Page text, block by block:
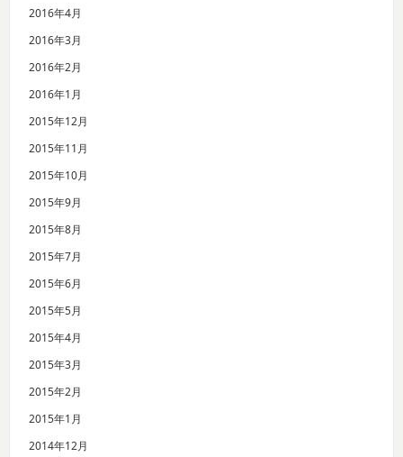
2016年4月
2016年3月
2016年2月
2016年1月
2015年12月
2015年11月
2015年10月
2015年9月
2015年8月
2015年7月
2015年6月
2015年5月
2015年4月
2015年3月
2015年2月
2015年1月
2014年12月